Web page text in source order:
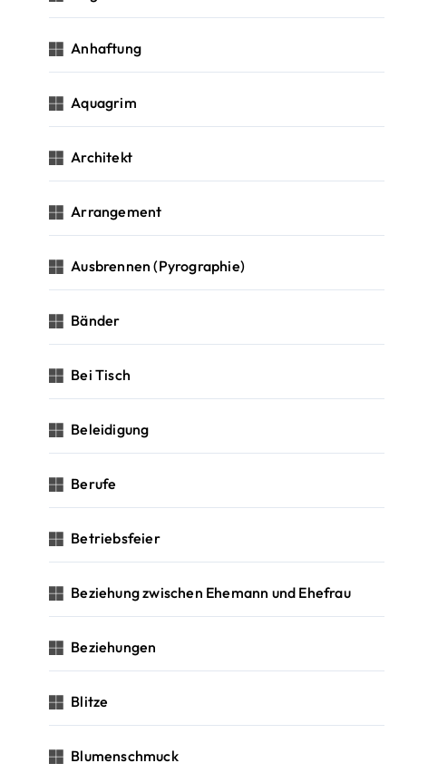
Anhaftung
Aquagrim
Architekt
Arrangement
Ausbrennen (Pyrographie)
Bänder
Bei Tisch
Beleidigung
Berufe
Betriebsfeier
Beziehung zwischen Ehemann und Ehefrau
Beziehungen
Blitze
Blumenschmuck